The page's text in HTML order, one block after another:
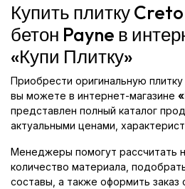
Купить плитку
бетон Payne в
«Купи Плитку»
Приобрести оригинальную
вы можете в интернет-магазине
представлен полный каталог
актуальными ценами,
Менеджеры помогут рассчитать
количество материала,
составы, а также оформить заказ